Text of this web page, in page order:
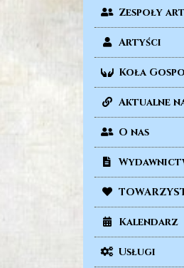
Zespoły
Artyści
Koła
Aktualne
O nas
Kalendarz
Usługi